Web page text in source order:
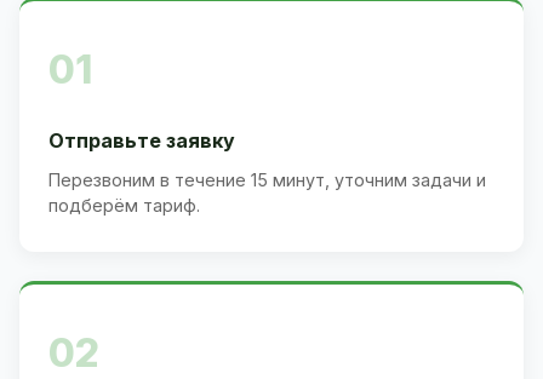
01
Отправьте заявку
Перезвоним в течение 15 минут, уточним задачи и
подберём тариф.
02